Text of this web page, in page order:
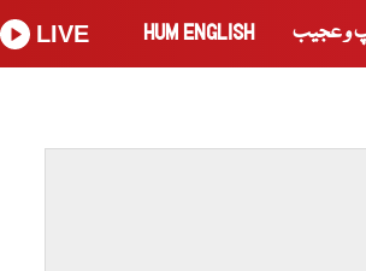
و عجیب HUM ENGLISH
LIVE